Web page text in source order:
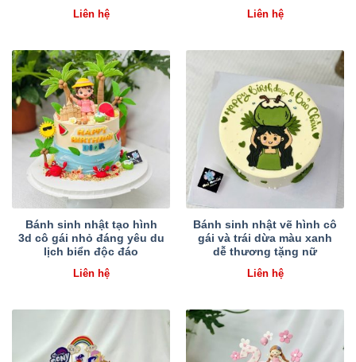
Liên hệ
Liên hệ
Bánh sinh nhật tạo hình
3d cô gái nhỏ đáng yêu du
lịch biển độc đáo
Liên hệ
Bánh sinh nhật vẽ hình cô
gái và trái dừa màu xanh
dễ thương tặng nữ
Liên hệ